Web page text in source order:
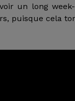
un long
puisque cela